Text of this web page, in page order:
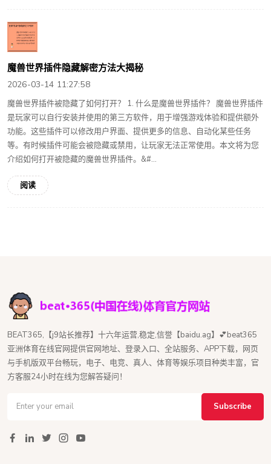
魔兽世界插件隐藏解密方法大揭秘
2026-03-14 11:27:58
魔兽世界插件被隐藏了如何打开？ 1. 什么是魔兽世界插件？ 魔兽世界插件
是玩家可以自行安装并使用的第三方软件，用于增强游戏体验和提供额外
功能。这些插件可以修改用户界面、提供更多的信息、自动化某些任务
等。有时候插件可能会被隐藏或禁用，让玩家无法正常使用。本文将为您
介绍如何打开被隐藏的魔兽世界插件。&#...
阅读
BEAT365,【j9站长推荐】十六年运营,稳定,信誉【baidu.ag】💕beat365
亚洲体育在线官网提供官网地址、登录入口、全站服务、APP下载，网页
与手机版双平台畅玩，电子、电竞、真人、体育等娱乐项目种类丰富，官
方客服24小时在线为您解答疑问！
Subscribe